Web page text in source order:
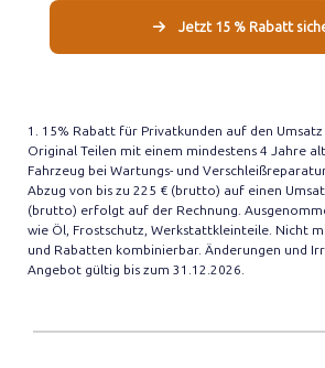
Jetzt 15 % Rabatt
1. 15% Rabatt für Privatkunden auf den
Original Teilen mit einem mindestens 4 Jahre
Fahrzeug bei Wartungs- und
Abzug von bis zu 225 € (brutto) auf einen
(brutto) erfolgt auf der Rechnung.
wie Öl, Frostschutz, Werkstattkleinteile. Nicht
und Rabatten kombinierbar. Änderungen und
Angebot gültig bis zum 31.12.2026.